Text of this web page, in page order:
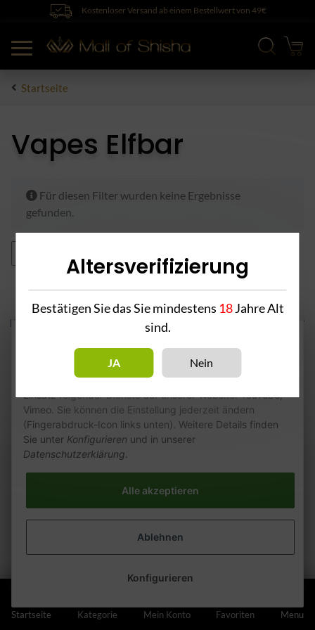
Kostenloser Versand ab einem Bestellwert von 49€
Startseite
Vapes Elfbar
x
Für diesen Filter wurden keine Ergebnisse
gefunden.
Wie wir Cookies & Co nutzen
Durch Klicken auf „Alle akzeptieren“ gestatten Sie den
Einsatz folgender Dienste auf unserer Website: YouTube,
Vimeo. Sie können die Einstellung jederzeit ändern
(Fingerabdruck-Icon links unten). Weitere Details finden
Sie unter Konfigurieren und in unserer
Datenschutzerklärung.
Alle akzeptieren
Ablehnen
Konfigurieren
Kategorien
Startseite Kategorie Mein Konto Favoriten Menu
Altersverifizierung
Bestätigen Sie das Sie mindestens 18Jahre Alt
sind.
JA Nein